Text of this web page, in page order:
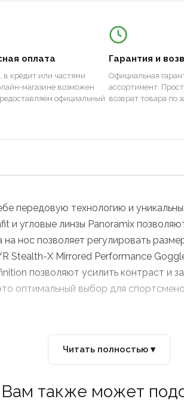
оплата
кредит или частями
магазине возможен
официальный
Гарантия и
Официальная
ассортимент.
возврат товара по
передовую технологию и
и угловые линзы Panoramix
нос позволяет регулировать
Stealth-X Mirrored Performance
позволяют усилить контраст и
оптимальный выбор для
Читать полностью ▾
Вам также может